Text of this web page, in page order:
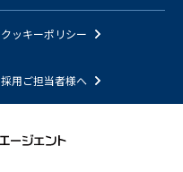
クッキーポリシー
採用ご担当者様へ